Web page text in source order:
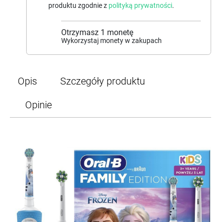
produktu zgodnie z polityką prywatności.
Otrzymasz 1 monetę
Wykorzystaj monety w zakupach
Opis
Szczegóły produktu
Opinie